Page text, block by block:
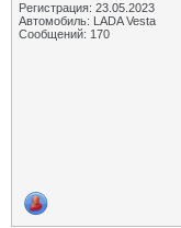
Регистрация: 23.05.2023
Автомобиль: LADA Vesta
Сообщений: 170